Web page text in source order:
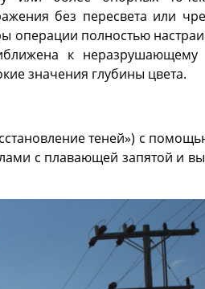
без пересвета или
операции полностью
к неразрушающему
значения глубины цвета.
теней») с
с плавающей запятой и